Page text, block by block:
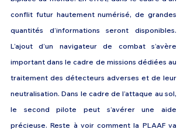
conflit futur hautement numérisé, de grandes
quantités d’informations seront disponibles.
L’ajout d’un navigateur de combat s’avère
important dans le cadre de missions dédiées au
traitement des détecteurs adverses et de leur
neutralisation. Dans le cadre de l’attaque au sol,
le second pilote peut s’avérer une aide
précieuse. Reste à voir comment la PLAAF va